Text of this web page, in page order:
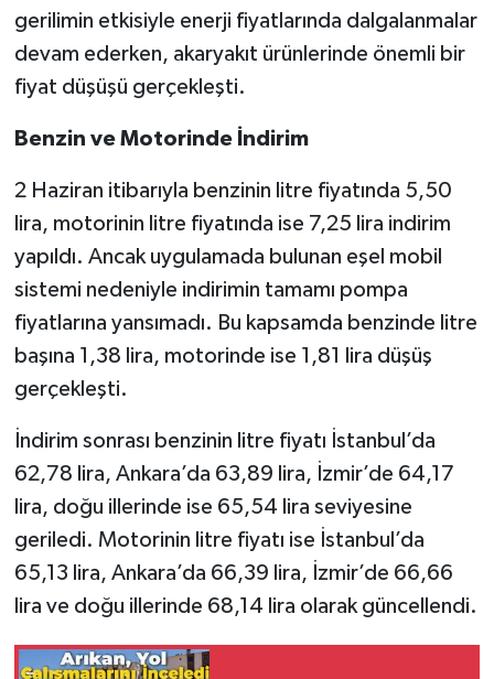
gerilimin etkisiyle enerji fiyatlarında dalgalanmalar
devam ederken, akaryakıt ürünlerinde önemli bir
fiyat düşüşü gerçekleşti.
Benzin ve Motorinde İndirim
2 Haziran itibarıyla benzinin litre fiyatında 5,50
lira, motorinin litre fiyatında ise 7,25 lira indirim
yapıldı. Ancak uygulamada bulunan eşel mobil
sistemi nedeniyle indirimin tamamı pompa
fiyatlarına yansımadı. Bu kapsamda benzinde litre
başına 1,38 lira, motorinde ise 1,81 lira düşüş
gerçekleşti.
İndirim sonrası benzinin litre fiyatı İstanbul’da
62,78 lira, Ankara’da 63,89 lira, İzmir’de 64,17
lira, doğu illerinde ise 65,54 lira seviyesine
geriledi. Motorinin litre fiyatı ise İstanbul’da
65,13 lira, Ankara’da 66,39 lira, İzmir’de 66,66
lira ve doğu illerinde 68,14 lira olarak güncellendi.